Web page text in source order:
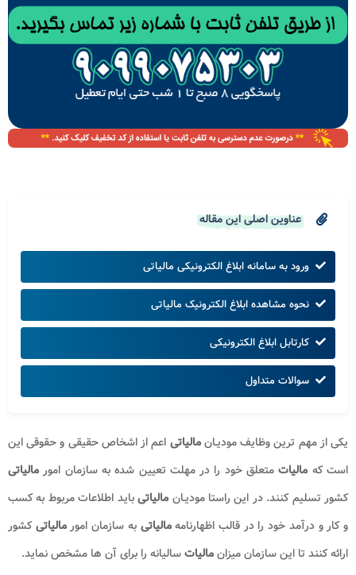
عناوین اصلی این مقاله
ورود به سامانه ابلاغ الکترونیکی مالیاتی
نحوه مشاهده ابلاغ الکترونیک مالیاتی
کارتابل ابلاغ الکترونیکی
سوالات متداول
یکی از مهم ترین وظایف مودیـانمالیاتی اعم از اشخاص حقیقی و حقوقی این
است که مالیاتمتعلق خود را در مهلت تعیین شده به سازمان امور مالیاتی
کشور تسلیم کنند. در این راستا مودیـان مالیاتیباید اطلاعات مربوط به کسب
و کار و درآمد خود را در قالب اظهارنامهمالیاتی به سازمان امورمالیاتیکشور
ارائه کنند تا این سازمان میزانمالیاتسالیانه را برای آن ها مشخص نماید.